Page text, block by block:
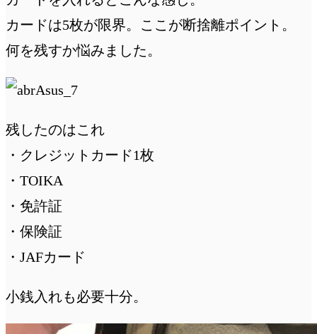
カードは5枚が限界。ここが断捨離ポイント。
何を残すか悩みました。
残したのはこれ
・クレジットカード1枚
・TOIKA
・免許証
・保険証
・JAFカード
小銭入れも必要十分。